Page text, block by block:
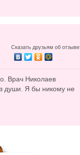
Сказать друзьям об отзыве
Врач Николаев
души. Я бы никому не